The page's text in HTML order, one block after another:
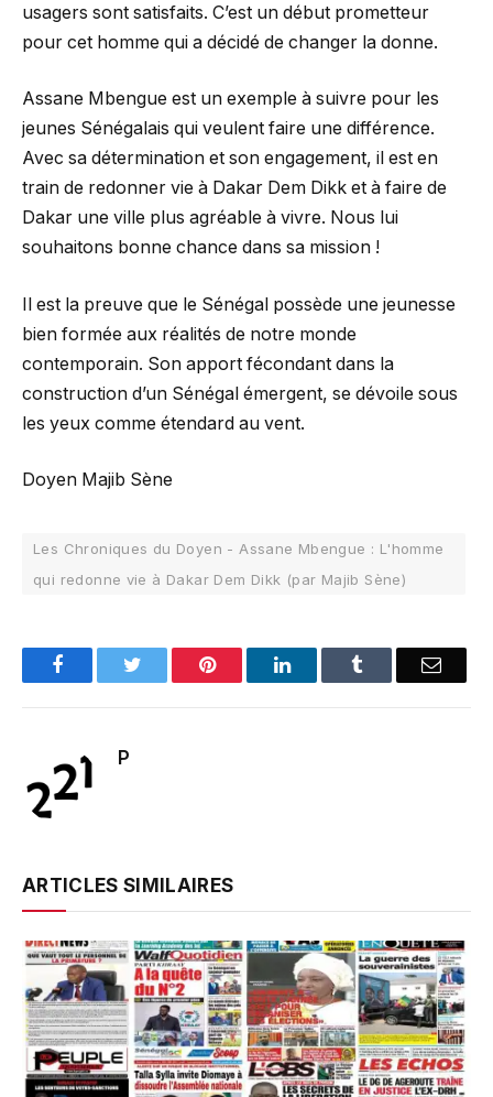
usagers sont satisfaits. C’est un début prometteur
pour cet homme qui a décidé de changer la donne.
Assane Mbengue est un exemple à suivre pour les
jeunes Sénégalais qui veulent faire une différence.
Avec sa détermination et son engagement, il est en
train de redonner vie à Dakar Dem Dikk et à faire de
Dakar une ville plus agréable à vivre. Nous lui
souhaitons bonne chance dans sa mission !
Il est la preuve que le Sénégal possède une jeunesse
bien formée aux réalités de notre monde
contemporain. Son apport fécondant dans la
construction d’un Sénégal émergent, se dévoile sous
les yeux comme étendard au vent.
Doyen Majib Sène
Les Chroniques du Doyen - Assane Mbengue : L'homme
qui redonne vie à Dakar Dem Dikk (par Majib Sène)
FacebookTwitter Pinterest LinkedInTumblr Email
P
ARTICLES SIMILAIRES